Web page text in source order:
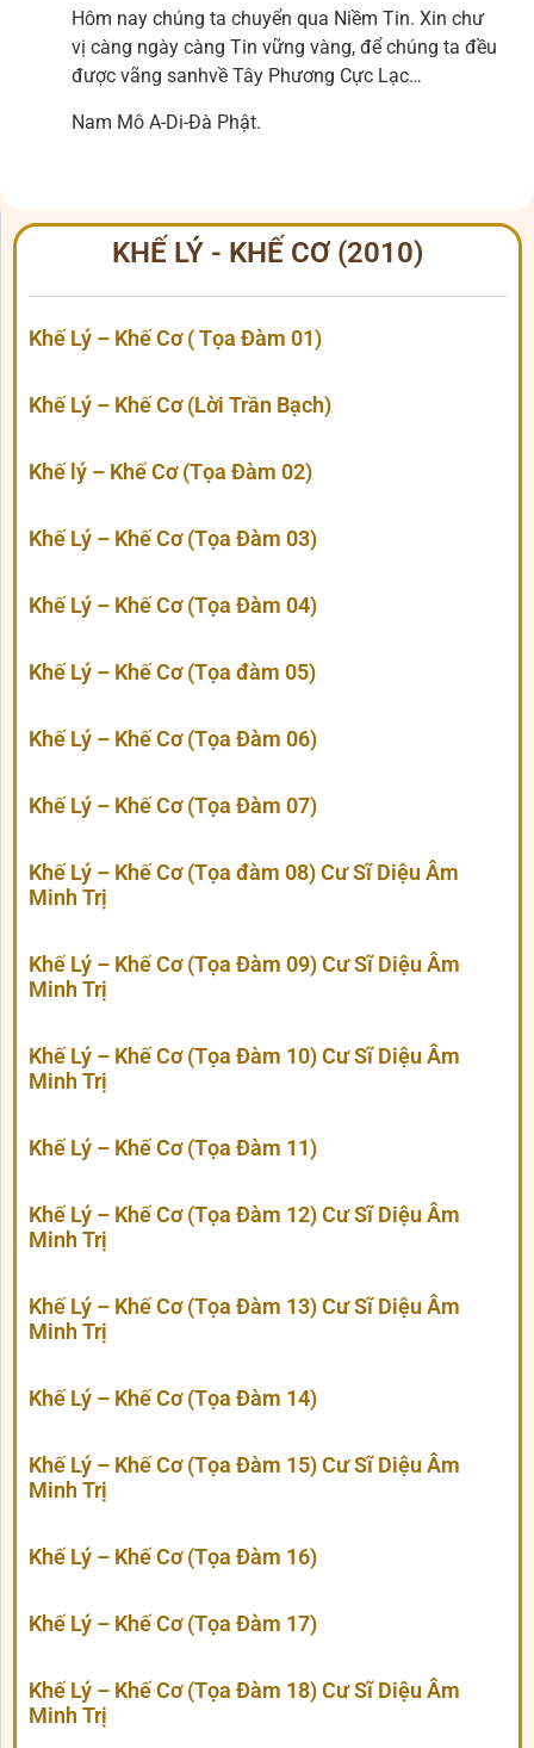
Hôm nay chúng ta chuyển qua Niềm Tin. Xin chư
vị càng ngày càng Tin vững vàng, để chúng ta đều
được vãng sanhvề Tây Phương Cực Lạc…
Nam Mô A-Di-Đà Phật.
KHẾ LÝ - KHẾ CƠ (2010)
Khế Lý – Khế Cơ ( Tọa Đàm 01)
Khế Lý – Khế Cơ (Lời Trần Bạch)
Khế lý – Khế Cơ (Tọa Đàm 02)
Khế Lý – Khế Cơ (Tọa Đàm 03)
Khế Lý – Khế Cơ (Tọa Đàm 04)
Khế Lý – Khế Cơ (Tọa đàm 05)
Khế Lý – Khế Cơ (Tọa Đàm 06)
Khế Lý – Khế Cơ (Tọa Đàm 07)
Khế Lý – Khế Cơ (Tọa đàm 08) Cư Sĩ Diệu Âm
Minh Trị
Khế Lý – Khế Cơ (Tọa Đàm 09) Cư Sĩ Diệu Âm
Minh Trị
Khế Lý – Khế Cơ (Tọa Đàm 10) Cư Sĩ Diệu Âm
Minh Trị
Khế Lý – Khế Cơ (Tọa Đàm 11)
Khế Lý – Khế Cơ (Tọa Đàm 12) Cư Sĩ Diệu Âm
Minh Trị
Khế Lý – Khế Cơ (Tọa Đàm 13) Cư Sĩ Diệu Âm
Minh Trị
Khế Lý – Khế Cơ (Tọa Đàm 14)
Khế Lý – Khế Cơ (Tọa Đàm 15) Cư Sĩ Diệu Âm
Minh Trị
Khế Lý – Khế Cơ (Tọa Đàm 16)
Khế Lý – Khế Cơ (Tọa Đàm 17)
Khế Lý – Khế Cơ (Tọa Đàm 18) Cư Sĩ Diệu Âm
Minh Trị